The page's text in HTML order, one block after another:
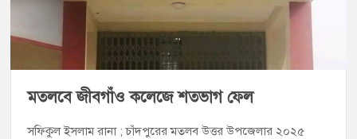
মতলবে জীবগাঁও কলেজে শতভাগ ফেল
সফিকুল ইসলাম রানা ; চাঁদপুরের মতলব উত্তর উপজেলার ২০২৫